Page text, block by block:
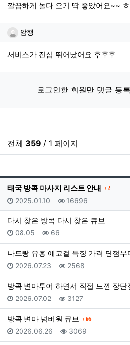
깔끔하게 놀다 오기 딱 좋았어요~~
암행님의 댓글
암행
서비스가 진심 뛰어났어요 후후후
로그인한 회원만 댓글 등
전체 359 / 1 페이지
태국 방콕 마사지 리스트 안내 댓글
2
등록일
2025.01.10 조회
16696
다시 찾은 방콕 다시 찾은 큐브
등록일
08.05 조회
66
나트랑 유흥 에코걸 특징 가격 단점
등록일
2026.07.23 조회
2568
방콕 변마투어 하면서 직접 느낀 장
등록일
2026.07.02 조회
3127
방콕 변마 넘버원 큐브 댓글
66
등록일
2026.06.26 조회
3069